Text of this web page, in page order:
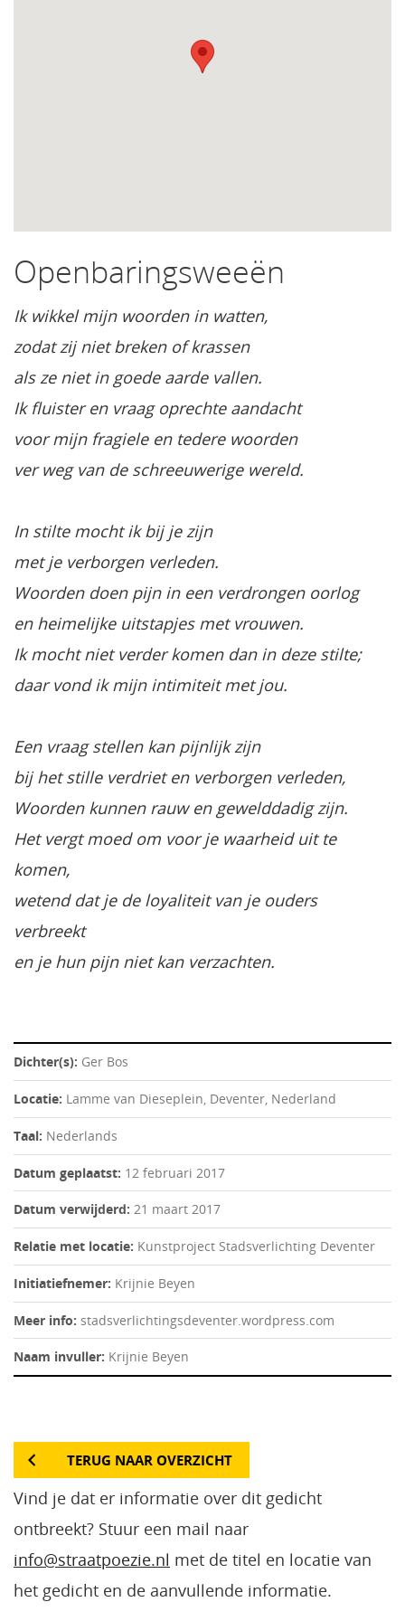
Openbaringsweeën
Ik wikkel mijn woorden in watten,
zodat zij niet breken of krassen
als ze niet in goede aarde vallen.
Ik fluister en vraag oprechte aandacht
voor mijn fragiele en tedere woorden
ver weg van de schreeuwerige wereld.
In stilte mocht ik bij je zijn
met je verborgen verleden.
Woorden doen pijn in een verdrongen oorlog
en heimelijke uitstapjes met vrouwen.
Ik mocht niet verder komen dan in deze stilte;
daar vond ik mijn intimiteit met jou.
Een vraag stellen kan pijnlijk zijn
bij het stille verdriet en verborgen verleden,
Woorden kunnen rauw en gewelddadig zijn.
Het vergt moed om voor je waarheid uit te
komen,
wetend dat je de loyaliteit van je ouders
verbreekt
en je hun pijn niet kan verzachten.
Dichter(s): Ger Bos
Locatie: Lamme van Dieseplein, Deventer, Nederland
Taal: Nederlands
Datum geplaatst: 12 februari 2017
Datum verwijderd: 21 maart 2017
Relatie met locatie: Kunstproject Stadsverlichting Deventer
Initiatiefnemer: Krijnie Beyen
Meer info: stadsverlichtingsdeventer.wordpress.com
Naam invuller: Krijnie Beyen
TERUG NAAR OVERZICHT
Vind je dat er informatie over dit gedicht
ontbreekt? Stuur een mail naar
info@straatpoezie.nl met de titel en locatie van
het gedicht en de aanvullende informatie.